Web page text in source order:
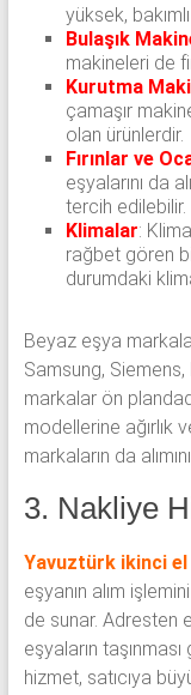
yüksek,
Bulaşık
makineleri de
Kurutma
çamaşır
olan ürünlerdir.
Fırınlar ve
eşyalarını da
tercih edilebilir.
Klimalar:
rağbet gören
durumdaki
Beyaz eşya
Samsung, Siemens,
markalar ön
modellerine ağırlık
markaların da
3. Nakliye
Yavuztürk ikinci
eşyanın alım
de sunar. Adresten
eşyaların
hizmet, satıcıya